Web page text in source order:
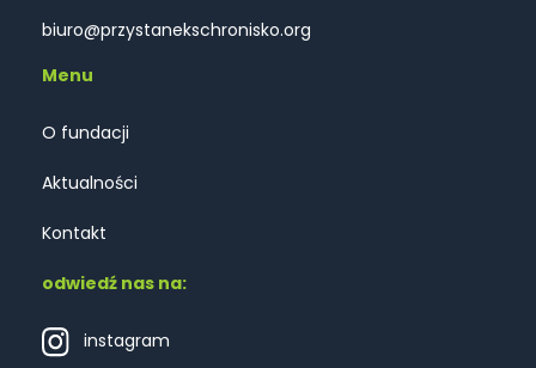
biuro@przystanekschronisko.org
Menu
O fundacji
Aktualności
Kontakt
odwiedź nas na:
instagram